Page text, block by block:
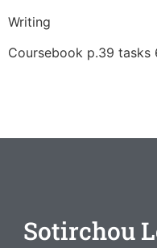
Writing
Coursebook p.39
Sotirchou